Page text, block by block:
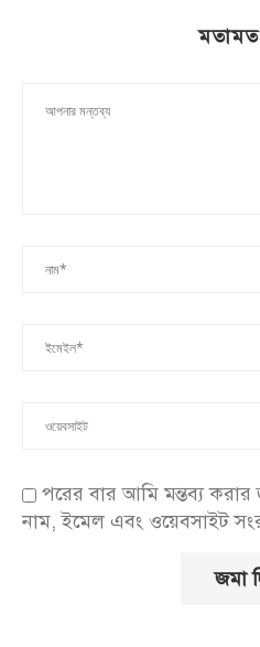
পরের বার আমি মন্তব্য
নাম, ইমেল এবং ওয়েবসাইট